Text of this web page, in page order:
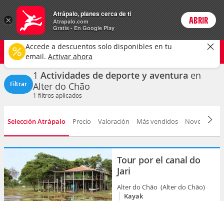
Actividades Login
Alter do Chão ciudad
Deportes y aventuras Cualquier fecha
CAMBIAR
Filtrar
1 Actividades de deporte y aventura en
Alter do Chão
1 filtros aplicados
Selección Atrápalo Precio Valoración Más vendidos Novedad
Tour por el canal do
Jari
Alter do Chão (Alter do Chão)
Kayak
×
Atrápalo, planes cerca de ti
Atrapalo.com
Gratis - En Google Play
ABRIR
Accede a descuentos solo disponibles en tu
email. Activar ahora